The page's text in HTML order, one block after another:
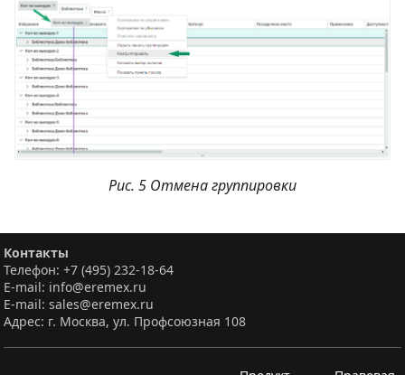
Рис. 5 Отмена группировки
Контакты
Телефон: +7 (495) 232-18-64
E-mail: info@eremex.ru
E-mail: sales@eremex.ru
Адрес: г. Москва, ул. Профсоюзная 108